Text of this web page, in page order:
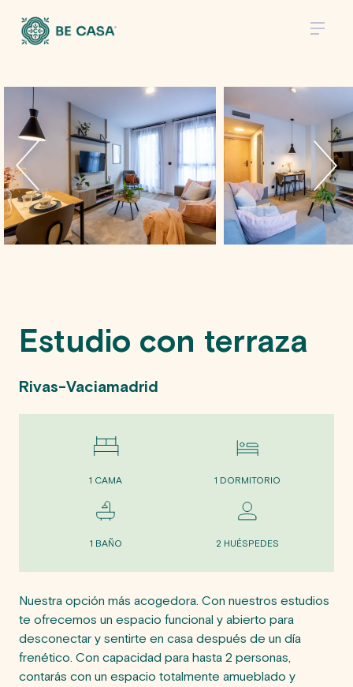
Estudio con terraza
Rivas-Vaciamadrid
1 CAMA 1 DORMITORIO
1 BAÑO 2 HUÉSPEDES
Nuestra opción más acogedora. Con nuestros estudios
te ofrecemos un espacio funcional y abierto para
desconectar y sentirte en casa después de un día
frenético. Con capacidad para hasta 2 personas,
contarás con un espacio totalmente amueblado y